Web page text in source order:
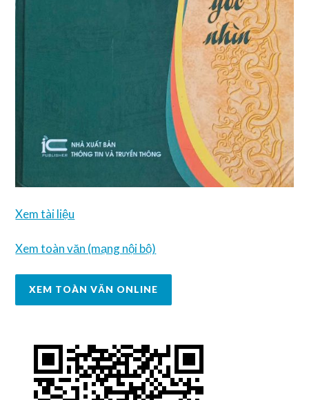
Xem tài liệu
Xem toàn văn (mạng nội bộ)
XEM TOÀN VĂN ONLINE